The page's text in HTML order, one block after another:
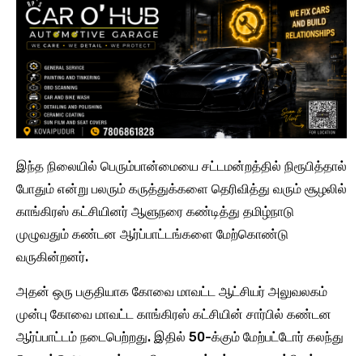
இந்த நிலையில் பெரும்பான்மையை சட்டமன்றத்தில் நிரூபித்தால்
போதும் என்று பலரும் கருத்துக்களை தெரிவித்து வரும் சூழலில்
காங்கிரஸ் கட்சியினர் ஆளுநரை கண்டித்து தமிழ்நாடு
முழுவதும் கண்டன ஆர்ப்பாட்டங்களை மேற்கொண்டு
வருகின்றனர்.
அதன் ஒரு பகுதியாக கோவை மாவட்ட ஆட்சியர் அலுவலகம்
முன்பு கோவை மாவட்ட காங்கிரஸ் கட்சியின் சார்பில் கண்டன
ஆர்ப்பாட்டம் நடைபெற்றது. இதில் 50-க்கும் மேற்பட்டோர் கலந்து